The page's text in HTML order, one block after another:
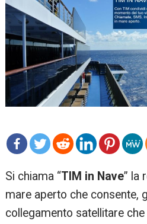
Si chiama “TIM in Nave” la
mare aperto che consente,
collegamento satellitare